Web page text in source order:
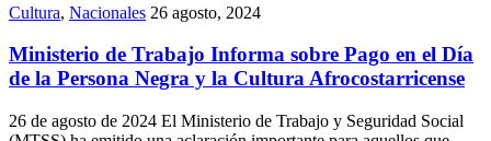
Cultura, Nacionales 26 agosto, 2024
Ministerio de Trabajo Informa sobre Pago en el Día
de la Persona Negra y la Cultura Afrocostarricense
26 de agosto de 2024 El Ministerio de Trabajo y Seguridad Social